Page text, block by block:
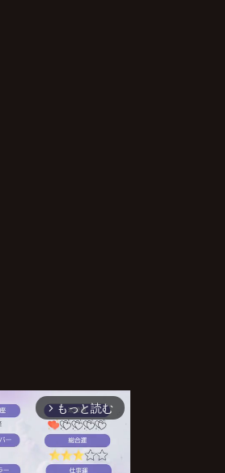
arrow_forward_ios もっと読む